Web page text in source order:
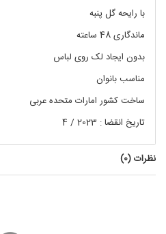
با رایحه گل پنبه
ماندگاری 48 ساعته
بدون ایجاد لک روی لباس
مناسب بانوان
ساخت کشور امارات متحده عربی
تاریخ انقضا : 2023 / 4
نظرات (0
)